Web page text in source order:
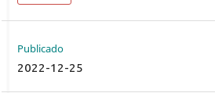
Publicado
2022-12-25